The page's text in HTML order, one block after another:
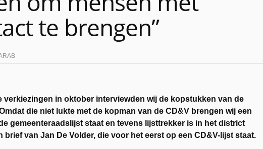
te brengen”
verkiezingen in oktober interviewden wij de kopstukken van de
die niet lukte met de kopman van de CD&V brengen wij een
gemeenteraadslijst staat en tevens lijsttrekker is in het district
brief van Jan De Volder, die voor het eerst op een CD&V-lijst staat.